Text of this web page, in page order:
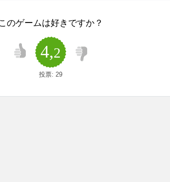
のゲームは好きですか？
4,2
投票: 29